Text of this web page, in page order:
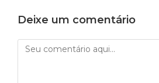
Deixe um comentário